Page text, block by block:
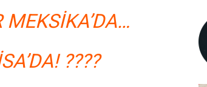
MEKSIKA’DA…
????